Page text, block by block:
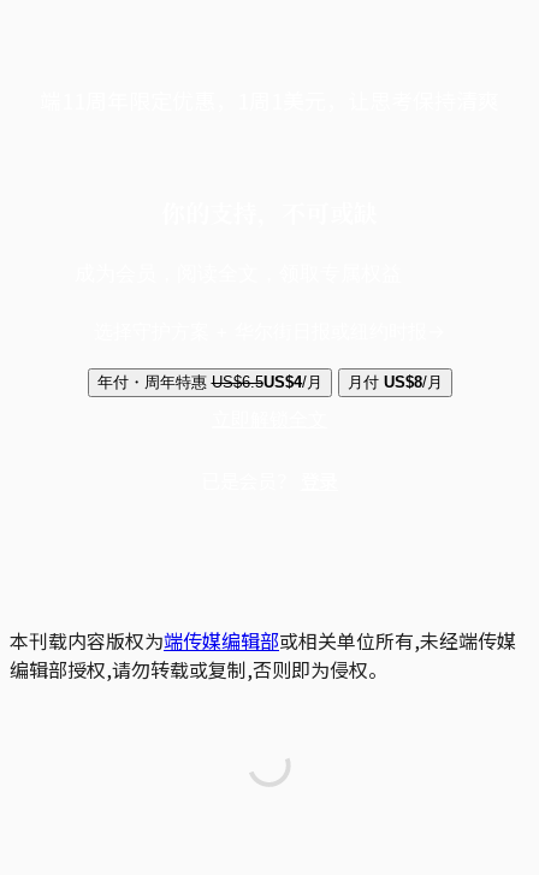
年付・周年特惠 US$6.5US$4/月 月付 US$8/月
本刊载内容版权为端传媒编辑部或相关单位所有,未经端传媒
编辑部授权,请勿转载或复制,否则即为侵权。